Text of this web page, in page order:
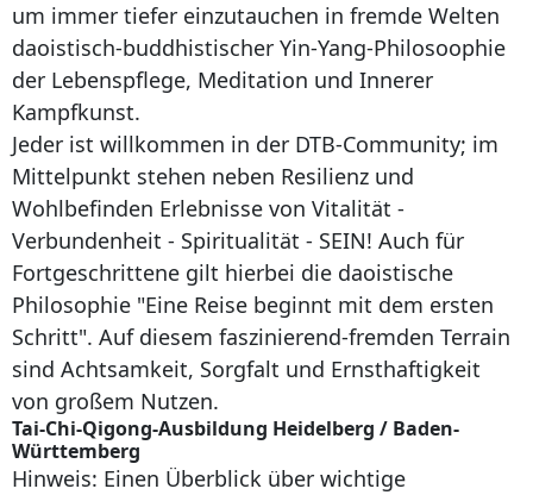
um immer tiefer einzutauchen in fremde Welten
daoistisch-buddhistischer Yin-Yang-Philosoophie
der Lebenspflege, Meditation und Innerer
Kampfkunst.
Jeder ist willkommen in der DTB-Community; im
Mittelpunkt stehen neben Resilienz und
Wohlbefinden Erlebnisse von Vitalität -
Verbundenheit - Spiritualität - SEIN! Auch für
Fortgeschrittene gilt hierbei die daoistische
Philosophie "Eine Reise beginnt mit dem ersten
Schritt". Auf diesem faszinierend-fremden Terrain
sind Achtsamkeit, Sorgfalt und Ernsthaftigkeit
von großem Nutzen.
Tai-Chi-Qigong-Ausbildung Heidelberg / Baden-
Württemberg
Hinweis: Einen Überblick über wichtige